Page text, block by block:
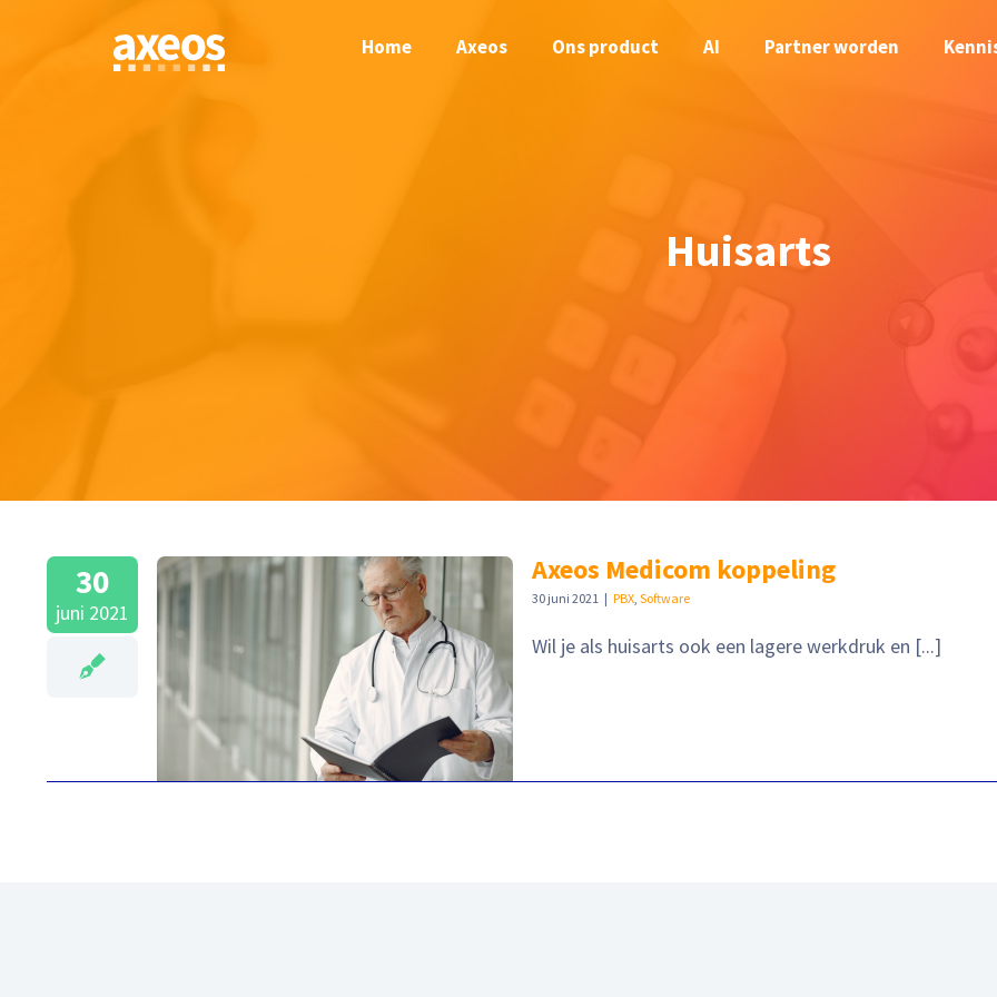
Home Axeos Ons product AI Partner worden
Huisarts
30
juni 2021
Axeos Medicom
koppeling
Axeos Medicom koppeling
30 juni 2021 | PBX, Software
Wil je als huisarts ook een lagere werkdruk en [...]